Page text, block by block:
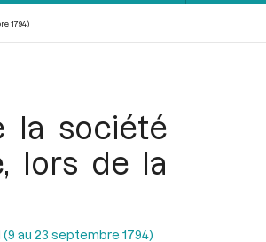
1794)
la société
lors de la
au 23 septembre 1794)